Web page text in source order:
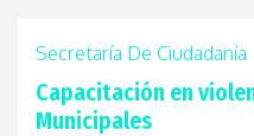
Secretaría De Ciudadanía
Capacitación en
Municipales